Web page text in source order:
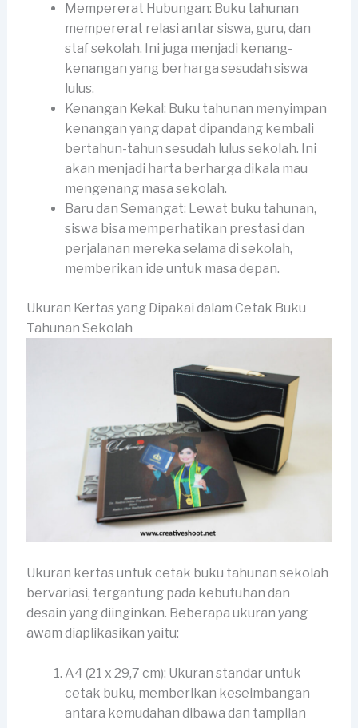
Mempererat Hubungan: Buku tahunan
mempererat relasi antar siswa, guru, dan
staf sekolah. Ini juga menjadi kenang-
kenangan yang berharga sesudah siswa
lulus.
Kenangan Kekal: Buku tahunan menyimpan
kenangan yang dapat dipandang kembali
bertahun-tahun sesudah lulus sekolah. Ini
akan menjadi harta berharga dikala mau
mengenang masa sekolah.
Baru dan Semangat: Lewat buku tahunan,
siswa bisa memperhatikan prestasi dan
perjalanan mereka selama di sekolah,
memberikan ide untuk masa depan.
Ukuran Kertas yang Dipakai dalam Cetak Buku
Tahunan Sekolah
Ukuran kertas untuk cetak buku tahunan sekolah
bervariasi, tergantung pada kebutuhan dan
desain yang diinginkan. Beberapa ukuran yang
awam diaplikasikan yaitu:
A4 (21 x 29,7 cm): Ukuran standar untuk
cetak buku, memberikan keseimbangan
antara kemudahan dibawa dan tampilan